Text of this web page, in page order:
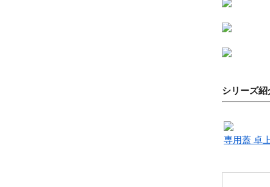
シリーズ紹
専用蓋 卓